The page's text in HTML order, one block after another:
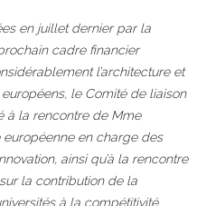
en juillet dernier par la
cadre financier
l’architecture et
le Comité de liaison
à la rencontre de Mme
européenne en charge des
ainsi qu’à la rencontre
la contribution de la
à la compétitivité